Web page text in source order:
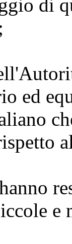
di
ed
e